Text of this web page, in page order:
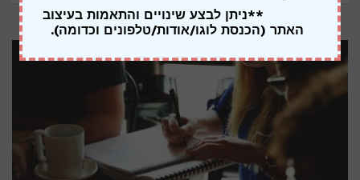
**ניתן לבצע שינויים והתאמות בעיצוב
האתר (הכנסת לוגו/אודות/טלפונים וכדומה).